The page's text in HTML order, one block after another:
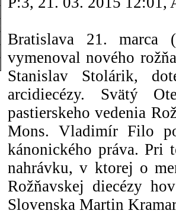
Bratislava 21. marca
vymenoval nového
Stanislav Stolárik,
arcidiecézy. Svätý
pastierskeho vedenia
Mons. Vladimír Filo
kánonického práva. Pri
nahrávku, v ktorej o
Rožňavskej diecézy
Slovenska Martin